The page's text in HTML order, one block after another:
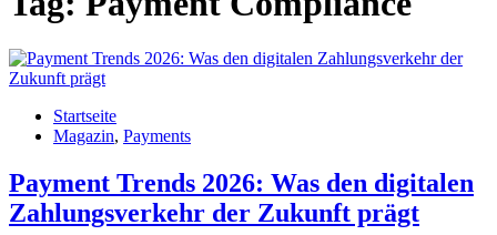
Startseite
Magazin, Payments
Payment Trends 2026: Was den digitalen
Zahlungsverkehr der Zukunft prägt